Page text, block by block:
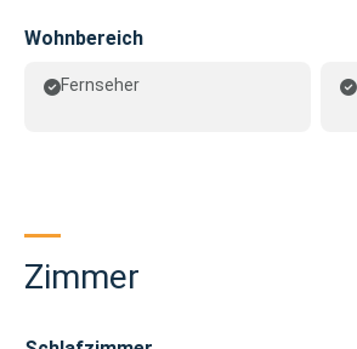
Wohnbereich
Fernseher
Zimmer